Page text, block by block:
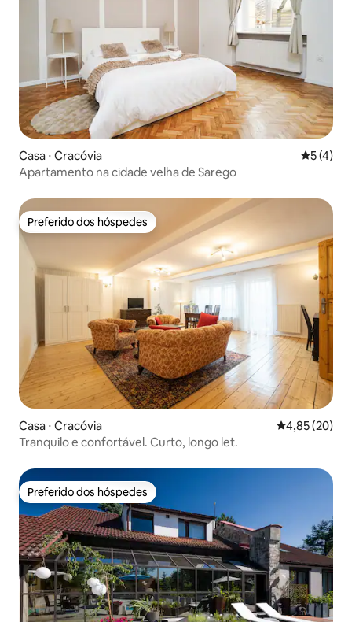
Casa ⋅ Cracóvia 5 de
5 (4)
Apartamento na cidade velha de Sarego
Preferido dos hóspedes
Preferido dos hóspedes
Casa ⋅ Cracóvia 4,85 de uma
4,85 (20)
Tranquilo e confortável. Curto, longo let.
Preferido dos hóspedes
Preferido dos hóspedes